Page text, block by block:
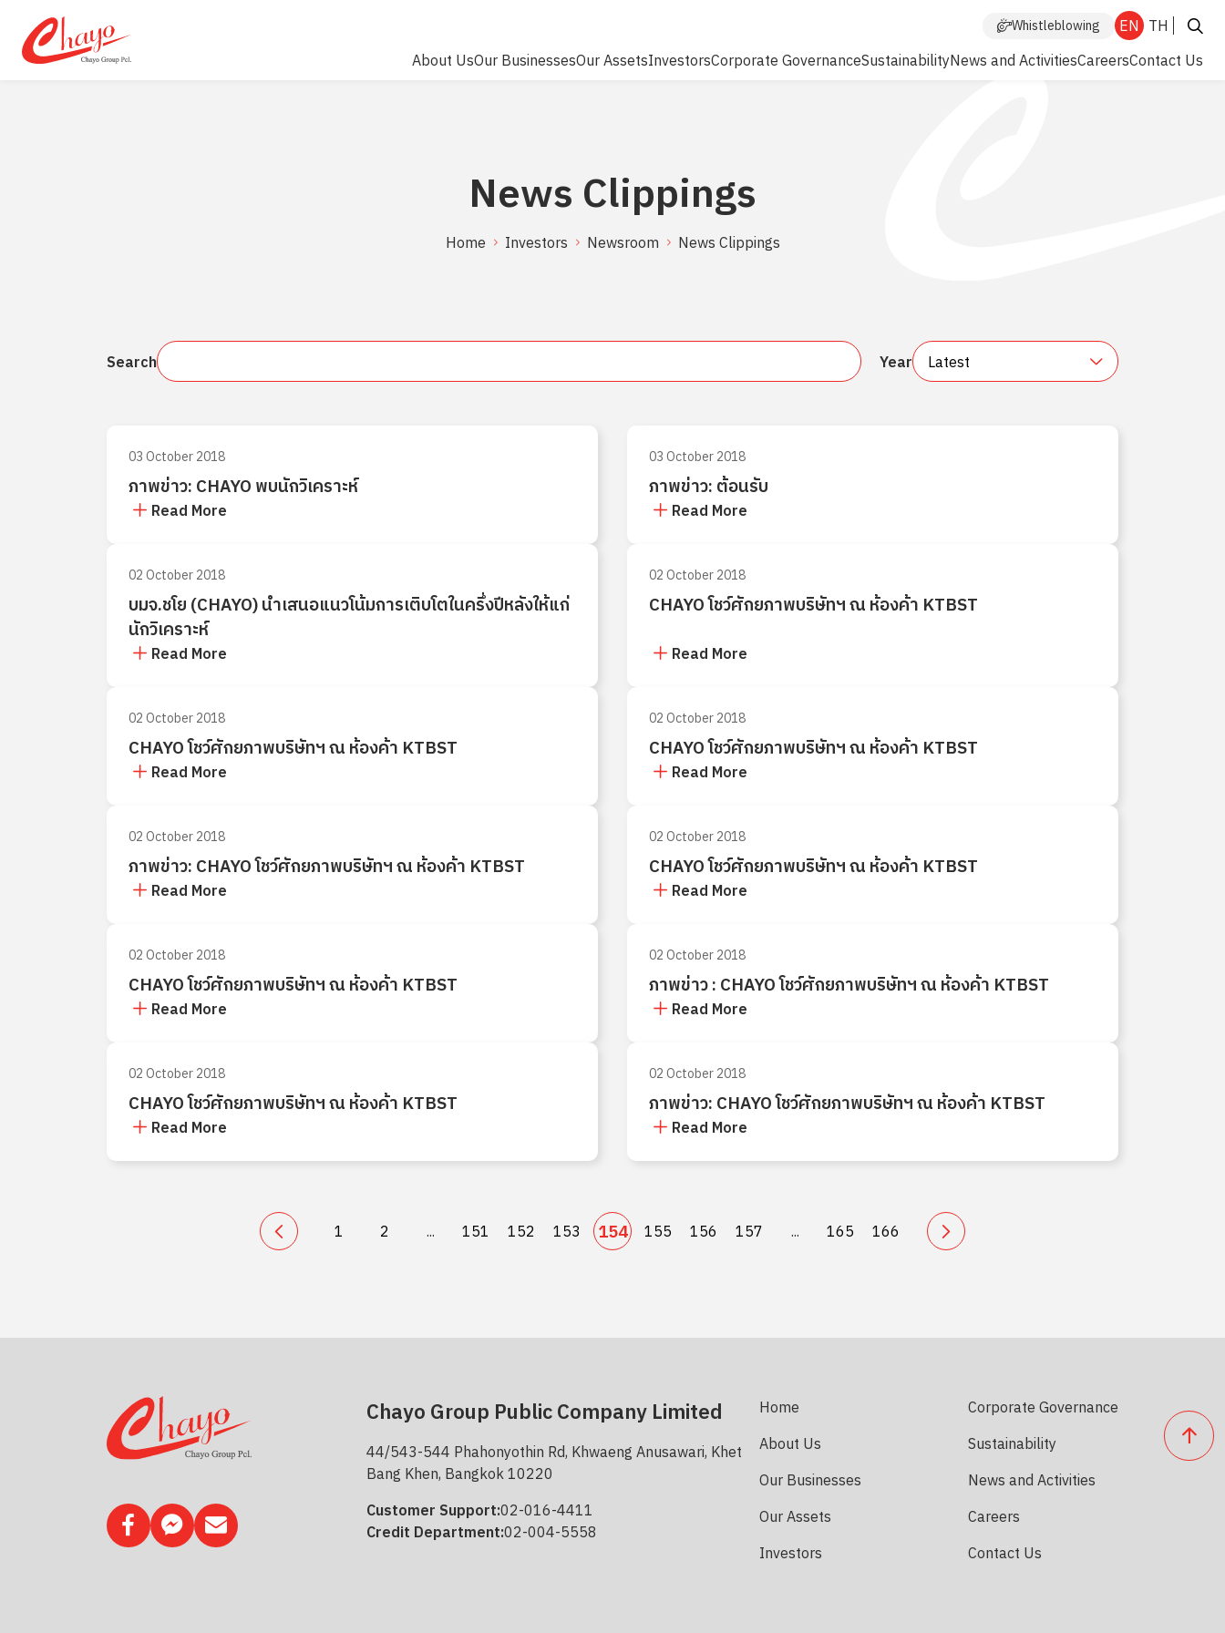
Whistleblowing EN TH
About UsOur BusinessesOur AssetsInvestorsCorporate GovernanceSustainabilityNews and ActivitiesCareersContact Us
News Clippings
Home Investors Newsroom News Clippings
Search Year Latest
03 October 2018
ภาพข่าว: CHAYO พบนักวิเคราะห์
Read More
03 October 2018
ภาพข่าว: ต้อนรับ
Read More
02 October 2018
บมจ.ชโย (CHAYO) นำเสนอแนวโน้มการเติบโตในครึ่งปีหลังให้แก่
นักวิเคราะห์
Read More
02 October 2018
CHAYO โชว์ศักยภาพบริษัทฯ ณ ห้องค้า KTBST
Read More
02 October 2018
CHAYO โชว์ศักยภาพบริษัทฯ ณ ห้องค้า KTBST
Read More
02 October 2018
CHAYO โชว์ศักยภาพบริษัทฯ ณ ห้องค้า KTBST
Read More
02 October 2018
ภาพข่าว: CHAYO โชว์ศักยภาพบริษัทฯ ณ ห้องค้า KTBST
Read More
02 October 2018
CHAYO โชว์ศักยภาพบริษัทฯ ณ ห้องค้า KTBST
Read More
02 October 2018
CHAYO โชว์ศักยภาพบริษัทฯ ณ ห้องค้า KTBST
Read More
02 October 2018
ภาพข่าว : CHAYO โชว์ศักยภาพบริษัทฯ ณ ห้องค้า KTBST
Read More
02 October 2018
CHAYO โชว์ศักยภาพบริษัทฯ ณ ห้องค้า KTBST
Read More
02 October 2018
ภาพข่าว: CHAYO โชว์ศักยภาพบริษัทฯ ณ ห้องค้า KTBST
Read More
1 2 ... 151 152 153 154 155 156 157 ... 165 166
Chayo Group Public Company Limited
44/543-544 Phahonyothin Rd, Khwaeng Anusawari, Khet
Bang Khen, Bangkok 10220
Customer Support:02-016-4411
Credit Department:02-004-5558
Home
About Us
Our Businesses
Our Assets
Investors
Corporate Governance
Sustainability
News and Activities
Careers
Contact Us